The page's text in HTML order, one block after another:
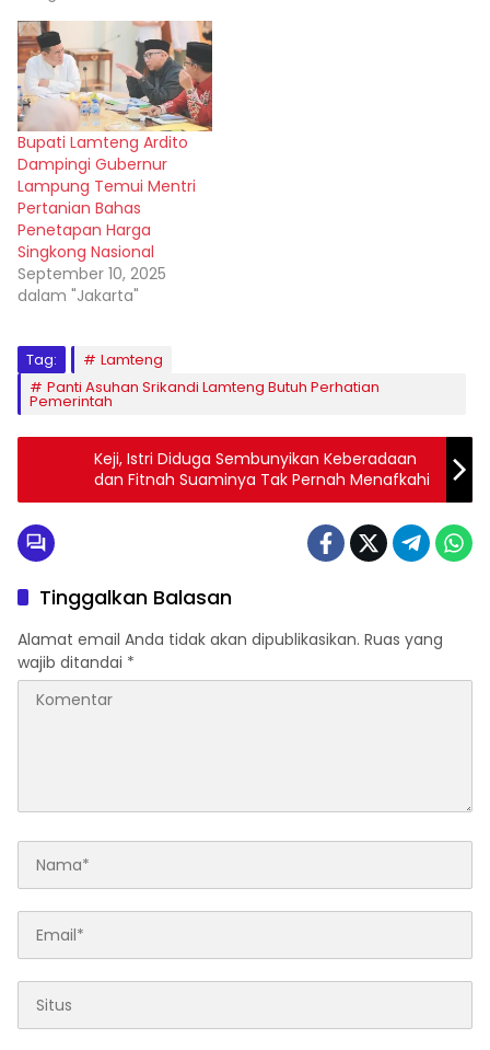
Bupati Lamteng Ardito
Dampingi Gubernur
Lampung Temui Mentri
Pertanian Bahas
Penetapan Harga
Singkong Nasional
September 10, 2025
dalam "Jakarta"
Tag:
Lamteng
Panti Asuhan Srikandi Lamteng Butuh Perhatian
Pemerintah
Keji, Istri Diduga Sembunyikan Keberadaan
dan Fitnah Suaminya Tak Pernah Menafkahi
Tinggalkan Balasan
Alamat email Anda tidak akan dipublikasikan. Ruas yang
wajib ditandai *